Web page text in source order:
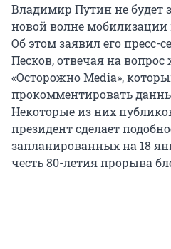
Владимир Путин не будет
новой волне
Об этом заявил его пресс-
Песков, отвечая на
«Осторожно Media»,
прокомментировать
Некоторые из них
президент сделает
запланированных на 18
честь 80-летия прорыва